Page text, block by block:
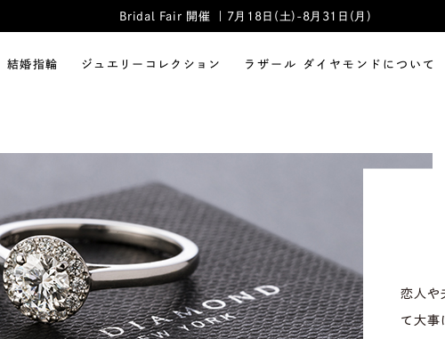
Bridal Fair 開催 ｜7月18日(土)-8月31日(月)
結婚指輪 ジュエリーコレクション ラザール ダイヤモンドについて
恋人や
て大事